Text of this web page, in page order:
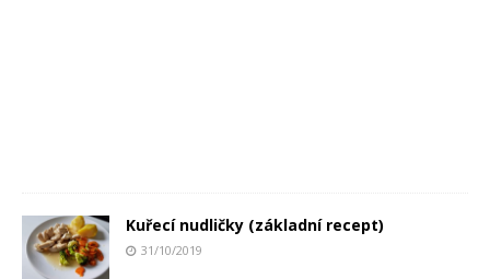
Kuřecí nudličky (základní recept)
31/10/2019